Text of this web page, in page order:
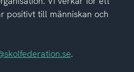
positivt till människan och
.